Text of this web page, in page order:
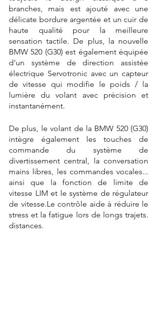
branches, mais est ajouté avec une
délicate bordure argentée et un cuir de
haute qualité pour la meilleure
sensation tactile. De plus, la nouvelle
BMW 520 (G30) est également équipée
d'un système de direction assistée
électrique Servotronic avec un capteur
de vitesse qui modifie le poids / la
lumière du volant avec précision et
instantanément.
De plus, le volant de la BMW 520 (G30)
intègre également les touches de
commande du système de
divertissement central, la conversation
mains libres, les commandes vocales...
ainsi que la fonction de limite de
vitesse LIM et le système de régulateur
de vitesse.Le contrôle aide à réduire le
stress et la fatigue lors de longs trajets.
distances.